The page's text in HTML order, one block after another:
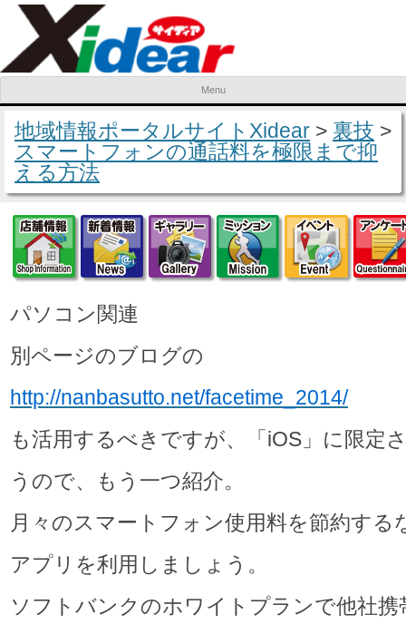
Menu
Skip to content
地域情報ポータルサイトXidear > 裏技 >
スマートフォンの通話料を極限まで抑
える方法
店舗情報新着情報ギャラリーミッション
イベ
パソコン関連
別ページのブログの
http://nanbasutto.net/facetime_2014/
も活用するべきですが、「iOS」に限定
うので、もう一つ紹介。
月々のスマートフォン使用料を節約する
アプリを利用しましょう。
ソフトバンクのホワイトプランで他社携